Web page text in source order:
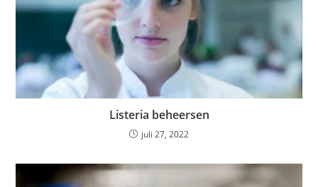
Listeria beheersen
juli 27, 2022